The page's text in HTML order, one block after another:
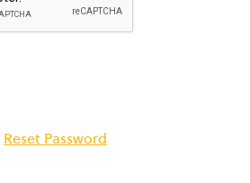
Reset Password